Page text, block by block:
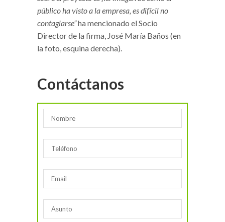
público ha visto a la empresa, es difícil no
contagiarse”ha mencionado el Socio
Director de la firma, José María Baños (en
la foto, esquina derecha).
Contáctanos